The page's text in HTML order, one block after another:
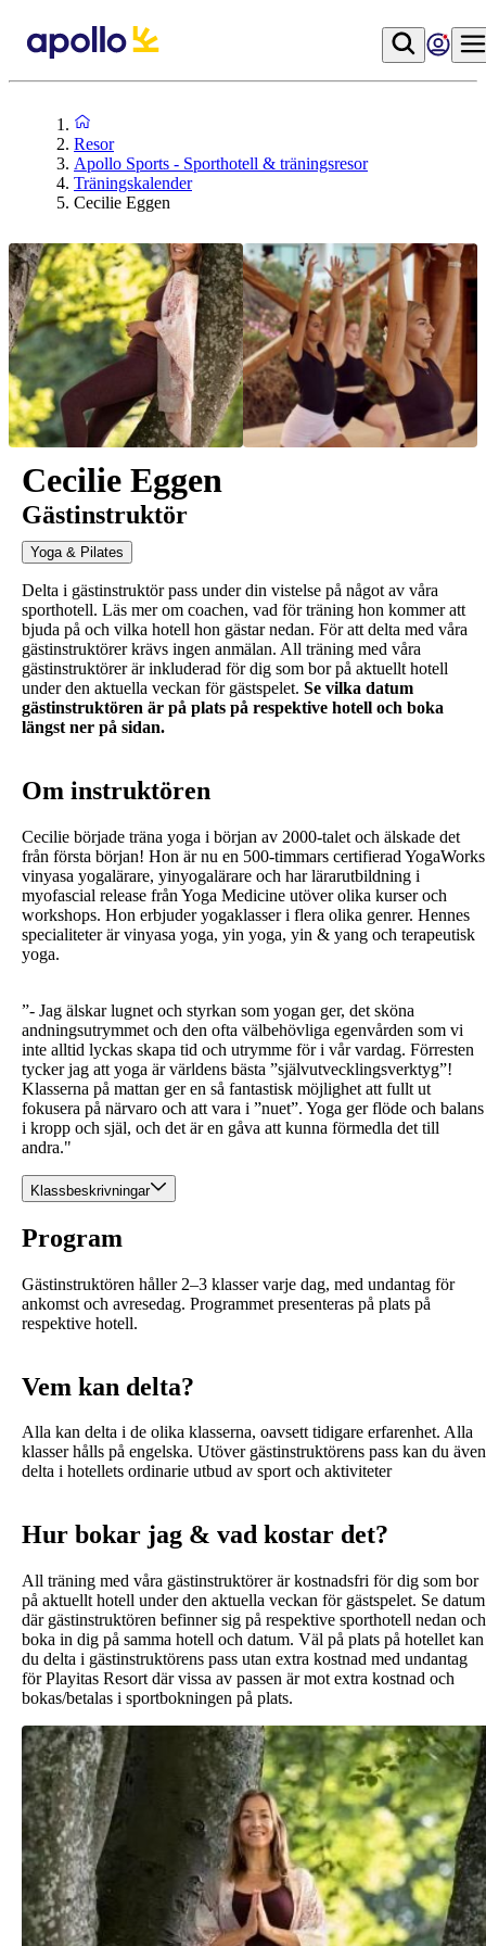
Resor
Apollo Sports - Sporthotell & träningsresor
Träningskalender
Cecilie Eggen
Cecilie Eggen
Gästinstruktör
Yoga & Pilates
Delta i gästinstruktör pass under din vistelse på något av våra
sporthotell. Läs mer om coachen, vad för träning hon kommer att
bjuda på och vilka hotell hon gästar nedan. För att delta med våra
gästinstruktörer krävs ingen anmälan. All träning med våra
gästinstruktörer är inkluderad för dig som bor på aktuellt hotell
under den aktuella veckan för gästspelet. Se vilka datum
gästinstruktören är på plats på respektive hotell och boka
längst ner på sidan.
Om instruktören
Cecilie började träna yoga i början av 2000-talet och älskade det
från första början! Hon är nu en 500-timmars certifierad YogaWorks
vinyasa yogalärare, yinyogalärare och har lärarutbildning i
myofascial release från Yoga Medicine utöver olika kurser och
workshops. Hon erbjuder yogaklasser i flera olika genrer. Hennes
specialiteter är vinyasa yoga, yin yoga, yin & yang och terapeutisk
yoga.
”- Jag älskar lugnet och styrkan som yogan ger, det sköna
andningsutrymmet och den ofta välbehövliga egenvården som vi
inte alltid lyckas skapa tid och utrymme för i vår vardag. Förresten
tycker jag att yoga är världens bästa ”självutvecklingsverktyg”!
Klasserna på mattan ger en så fantastisk möjlighet att fullt ut
fokusera på närvaro och att vara i ”nuet”. Yoga ger flöde och balans
i kropp och själ, och det är en gåva att kunna förmedla det till
andra."
Klassbeskrivningar
Program
Gästinstruktören håller 2–3 klasser varje dag, med undantag för
ankomst och avresedag. Programmet presenteras på plats på
respektive hotell.
Vem kan delta?
Alla kan delta i de olika klasserna, oavsett tidigare erfarenhet. Alla
klasser hålls på engelska. Utöver gästinstruktörens pass kan du även
delta i hotellets ordinarie utbud av sport och aktiviteter
Hur bokar jag & vad kostar det?
All träning med våra gästinstruktörer är kostnadsfri för dig som bor
på aktuellt hotell under den aktuella veckan för gästspelet. Se datum
där gästinstruktören befinner sig på respektive sporthotell nedan och
boka in dig på samma hotell och datum. Väl på plats på hotellet kan
du delta i gästinstruktörens pass utan extra kostnad med undantag
för Playitas Resort där vissa av passen är mot extra kostnad och
bokas/betalas i sportbokningen på plats.